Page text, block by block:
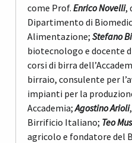
come Prof. Enrico Novelli,
Dipartimento di
Alimentazione; Stefano
biotecnologo e docente
corsi di birra
birraio, consulente per
impianti per la
Accademia;Agostino Arioli
Birrificio Italiano; Teo
agricolo e fondatore del